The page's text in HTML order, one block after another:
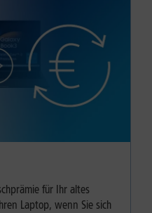
für Ihr altes
Laptop, wenn Sie sich